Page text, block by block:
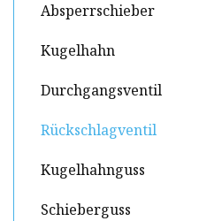
Absperrschieber
Kugelhahn
Durchgangsventil
Rückschlagventil
Kugelhahnguss
Schieberguss